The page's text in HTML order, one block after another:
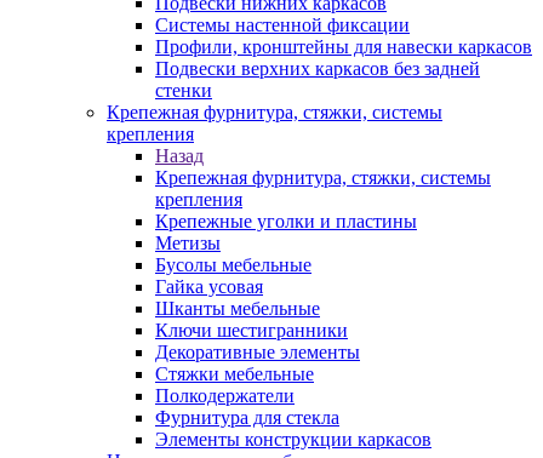
Системы настенной фиксации
Профили, кронштейны для навески каркасов
Подвески верхних каркасов без задней
стенки
Крепежная фурнитура, стяжки, системы
крепления
Назад
Крепежная фурнитура, стяжки, системы
крепления
Крепежные уголки и пластины
Метизы
Бусолы мебельные
Гайка усовая
Шканты мебельные
Ключи шестигранники
Декоративные элементы
Стяжки мебельные
Полкодержатели
Фурнитура для стекла
Элементы конструкции каркасов